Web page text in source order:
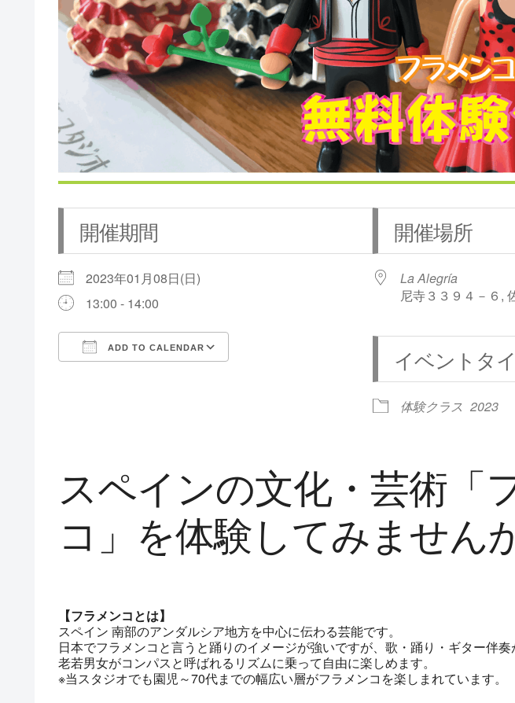
開催期間
2023年01月08日(日)
13:00 - 14:00
ADD TO CALENDAR
iCalendar
開催場所
La Alegría
尼寺３３９４－６,
イベントタ
体験クラス 2023
スペインの文化・芸術「
コ」を体験してみません
【フラメンコとは】
スペイン 南部のアンダルシア地方を中心に伝わる芸能です。
日本でフラメンコと言うと踊りのイメージが強いですが、歌・踊り・ギター伴奏
老若男女がコンパスと呼ばれるリズムに乗って自由に楽しめます。
※当スタジオでも園児～70代までの幅広い層がフラメンコを楽しまれています。